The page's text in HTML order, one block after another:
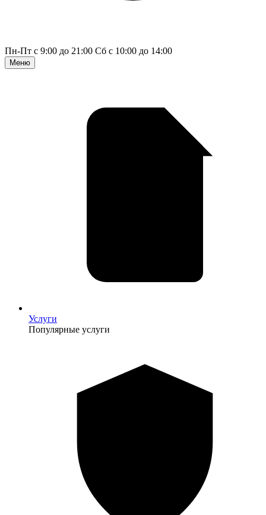
Пн-Пт с 9:00 до 21:00 Сб с 10:00 до 14:00
Меню
Услуги
Популярные услуги